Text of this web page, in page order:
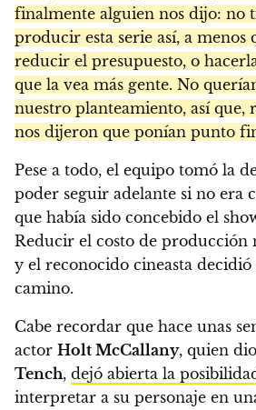
finalmente alguien nos dijo: no
producir esta serie así, a menos
reducir el presupuesto, o
que la vea más gente. No
nuestro planteamiento, así que,
nos dijeron que ponían punto
Pese a todo, el equipo tomó la
poder seguir adelante si no era
que había sido concebido el
Reducir el costo de producción
y el reconocido cineasta decidió
camino.
Cabe recordar que hace unas
actor Holt McCallany, quien
Tench, dejó abierta la
interpretar a su personaje en